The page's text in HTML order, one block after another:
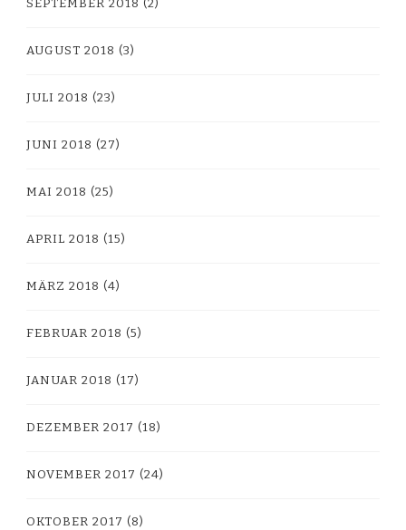
SEPTEMBER 2018 (2)
AUGUST 2018 (3)
JULI 2018 (23)
JUNI 2018 (27)
MAI 2018 (25)
APRIL 2018 (15)
MÄRZ 2018 (4)
FEBRUAR 2018 (5)
JANUAR 2018 (17)
DEZEMBER 2017 (18)
NOVEMBER 2017 (24)
OKTOBER 2017 (8)